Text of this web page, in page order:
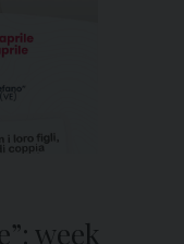
week